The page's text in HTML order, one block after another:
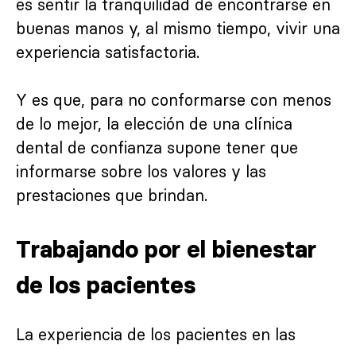
es sentir la tranquilidad de encontrarse en
buenas manos y, al mismo tiempo, vivir una
experiencia satisfactoria.
Y es que, para no conformarse con menos
de lo mejor, la elección de una clínica
dental de confianza supone tener que
informarse sobre los valores y las
prestaciones que brindan.
Trabajando por el bienestar
de los pacientes
La experiencia de los pacientes en las